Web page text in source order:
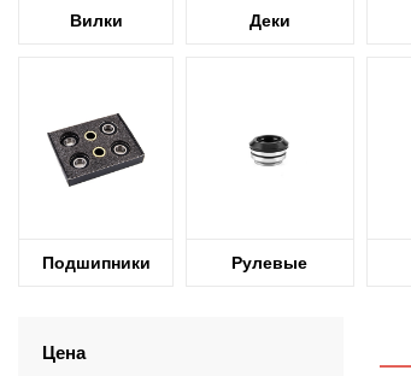
Вилки Деки
Подшипники Рулевые
Цена